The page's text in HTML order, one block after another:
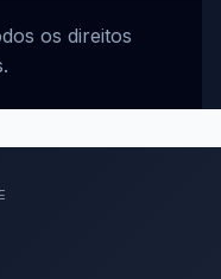
os direitos